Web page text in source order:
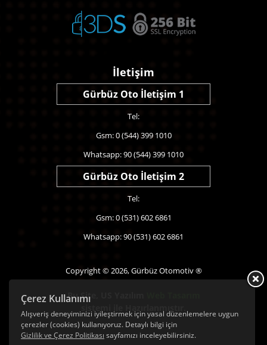
Çerez Kullanımı
Alışveriş deneyiminizi iyileştirmek için yasal düzenlemelere uygun
çerezler (cookies) kullanıyoruz. Detaylı bilgi için
Gizlilik ve Çerez Politikası sayfamızı inceleyebilirsiniz.
İletişim
Gürbüz Oto İletişim 1
Tel:
Gsm: 0 (544) 399 1010
Whatsapp: 90 (544) 399 1010
Gürbüz Oto İletişim 2
Tel:
Gsm: 0 (531) 602 6861
Whatsapp: 90 (531) 602 6861
Copyright © 2026, Gürbüz Otomotiv ®
Bu Site,